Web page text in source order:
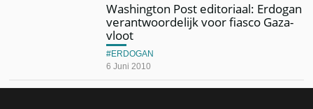
Washington Post editoriaal: Erdogan
verantwoordelijk voor fiasco Gaza-
vloot
6 Juni 2010
ERDOGAN